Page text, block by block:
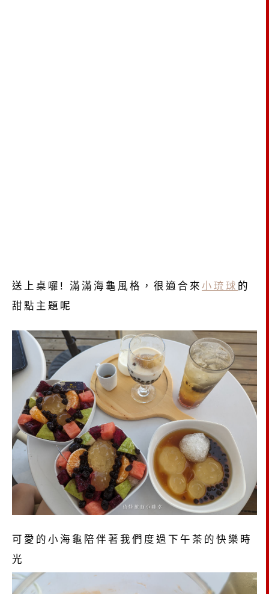
送上桌囉! 滿滿海龜風格，很適合來 小琉球 的
甜點主題呢
可愛的小海龜陪伴著我們度過下午茶的快樂時
光